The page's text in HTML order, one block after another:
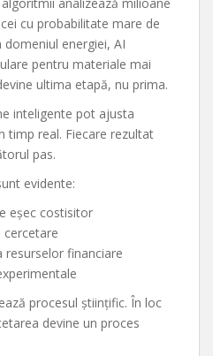
cu probabilitate mare de
energiei, AI
pentru materiale mai
ultima etapă, nu prima.
inteligente pot ajusta
timp real. Fiecare rezultat
pas.
evidente:
eșec costisitor
cercetare
resurselor financiare
procesul științific. În loc
devine un proces